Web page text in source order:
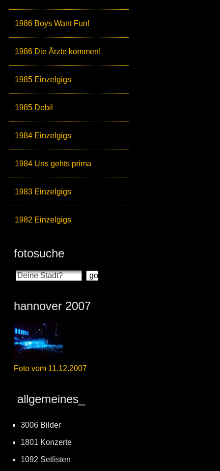
1986 Boys Want Fun!
1986 Die Ärzte kommen!
1985 Einzelgigs
1985 Debil
1984 Einzelgigs
1984 Uns gehts prima
1983 Einzelgigs
1982 Einzelgigs
fotosuche
hannover 2007
Foto vom 11.12.2007
allgemeines_
3006 Bilder
1801 Konzerte
1092 Setlisten